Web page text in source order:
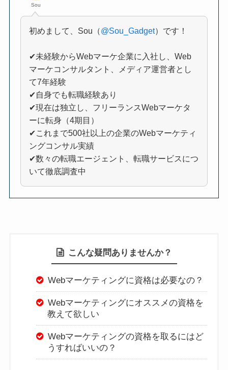
Sou
初めまして、Sou（@Sou_Gadget）です！
✔未経験からWebマーケ企業に入社し、Web
マーケコンサルタント、メディア運営者とし
て7年経験
✔自身でも転職経験あり
✔現在は独立し、フリーランスWebマーケタ
ーに転身（4期目）
✔これまで500社以上の企業のWebマーケティ
ングコンサル実績
✔数々の転職エージェント、転職サービスにつ
いて徹底調査中
こんな疑問ありませんか？
Webマーケティングに資格は必要なの？
Webマーケティングにオススメの資格を
教えて欲しい
Webマーケティングの資格を取るにはど
うすればいいの？